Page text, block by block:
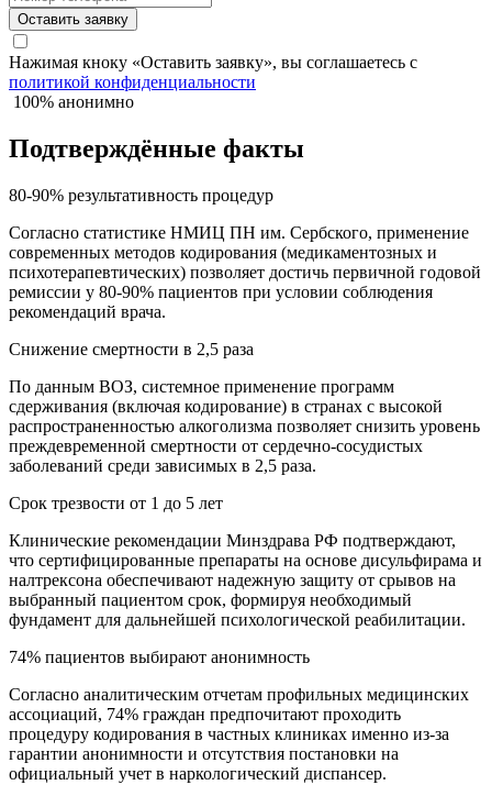
Оставить заявку
Нажимая кноку «Оставить заявку», вы соглашаетесь с
политикой конфиденциальности
100% анонимно
Подтверждённые факты
80-90% результативность процедур
Согласно статистике НМИЦ ПН им. Сербского, применение
современных методов кодирования (медикаментозных и
психотерапевтических) позволяет достичь первичной годовой
ремиссии у 80-90% пациентов при условии соблюдения
рекомендаций врача.
Снижение смертности в 2,5 раза
По данным ВОЗ, системное применение программ
сдерживания (включая кодирование) в странах с высокой
распространенностью алкоголизма позволяет снизить уровень
преждевременной смертности от сердечно-сосудистых
заболеваний среди зависимых в 2,5 раза.
Срок трезвости от 1 до 5 лет
Клинические рекомендации Минздрава РФ подтверждают,
что сертифицированные препараты на основе дисульфирама и
налтрексона обеспечивают надежную защиту от срывов на
выбранный пациентом срок, формируя необходимый
фундамент для дальнейшей психологической реабилитации.
74% пациентов выбирают анонимность
Согласно аналитическим отчетам профильных медицинских
ассоциаций, 74% граждан предпочитают проходить
процедуру кодирования в частных клиниках именно из-за
гарантии анонимности и отсутствия постановки на
официальный учет в наркологический диспансер.